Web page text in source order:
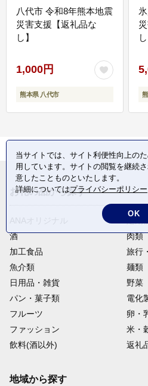
八代市 令和8年熊本地震
災害支援【返礼品な
し】
1,000円
熊本県 八代市
し
お礼の品から探す
酒
肉類
加工食品
旅行
魚介類
麺類
日用品・雑貨
野菜
パン・菓子類
電化
フルーツ
卵・
ファッション
米・
飲料(酒以外)
返礼
地域から探す
当サイトでは、サイト利便性向上の
用しています。サイトの閲覧を継続
意したことものといたします。
詳細についてはプライバシーポリシー
OK